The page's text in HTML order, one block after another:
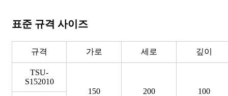
표준 규격 사이즈
규격 가로 세로 깊이
TSU-
S152010
150
200
100